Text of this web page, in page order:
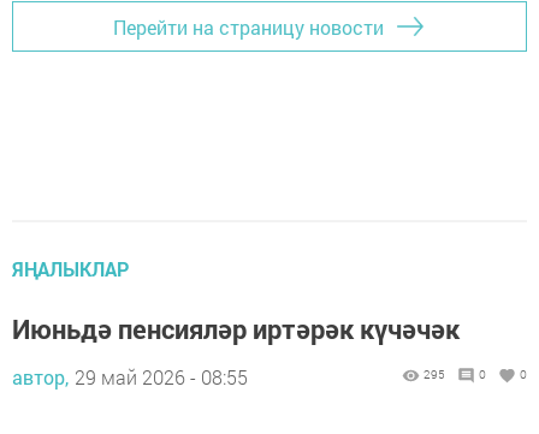
Перейти на страницу новости
ЯҢАЛЫКЛАР
Июньдә пенсияләр иртәрәк күчәчәк
автор, 29 май 2026 - 08:55 295 0 0